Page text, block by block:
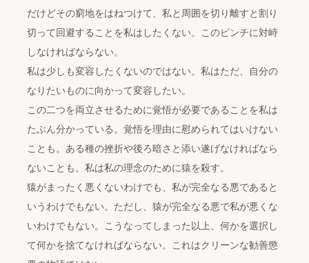
だけどその窮地をはねつけて、私と周囲を切り離すと割り
切って回避することを私はしたくない。このピンチに対峙
しなければならない。
私は少しも変容したくないのではない。私はただ、自分の
なりたいものに向かって変容したい。
この二つを両立させるために覚悟が必要であることを私は
たぶん分かっている。覚悟を理由に慰められてはいけない
ことも。ある種の挫折や後ろ暗さと添い遂げなければなら
ないことも。私は私の理念のために猿を殺す。
猿がまったく悪くないわけでも、私が完全なる悪であると
いうわけでもない。ただし、猿が完全なる悪で私が悪くな
いわけでもない。こうなってしまった以上、何かを選択し
て何かを捨てなければならない。これはクリーンな勧善懲